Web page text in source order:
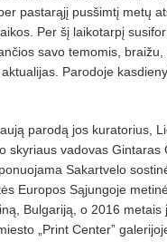
pastarąjį pusšimtį metų
Per šį laikotarpį
savo temomis,
Parodoje
parodą jos kuratorius,
skyriaus vadovas Gintaras
Sakartvelo
Europos Sąjungoje
Bulgariją, o 2016 metais
„Print Center”